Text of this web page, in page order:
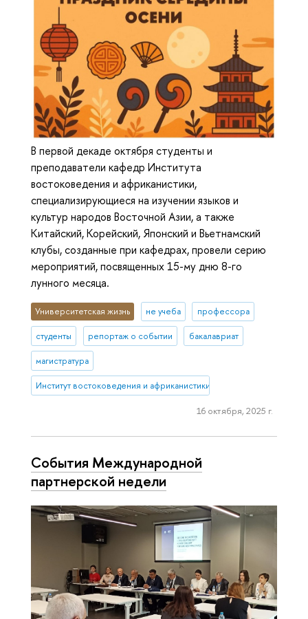
В первой декаде октября студенты и
преподаватели кафедр Института
востоковедения и африканистики,
специализирующиеся на изучении языков и
культур народов Восточной Азии, а также
Китайский, Корейский, Японский и Вьетнамский
клубы, созданные при кафедрах, провели серию
мероприятий, посвященных 15-му дню 8-го
лунного месяца.
Университетская жизнь не учеба профессора
студенты репортаж о событии бакалавриат
магистратура
Институт востоковедения и африканистики
16 октября, 2025 г.
События Международной
партнерской недели